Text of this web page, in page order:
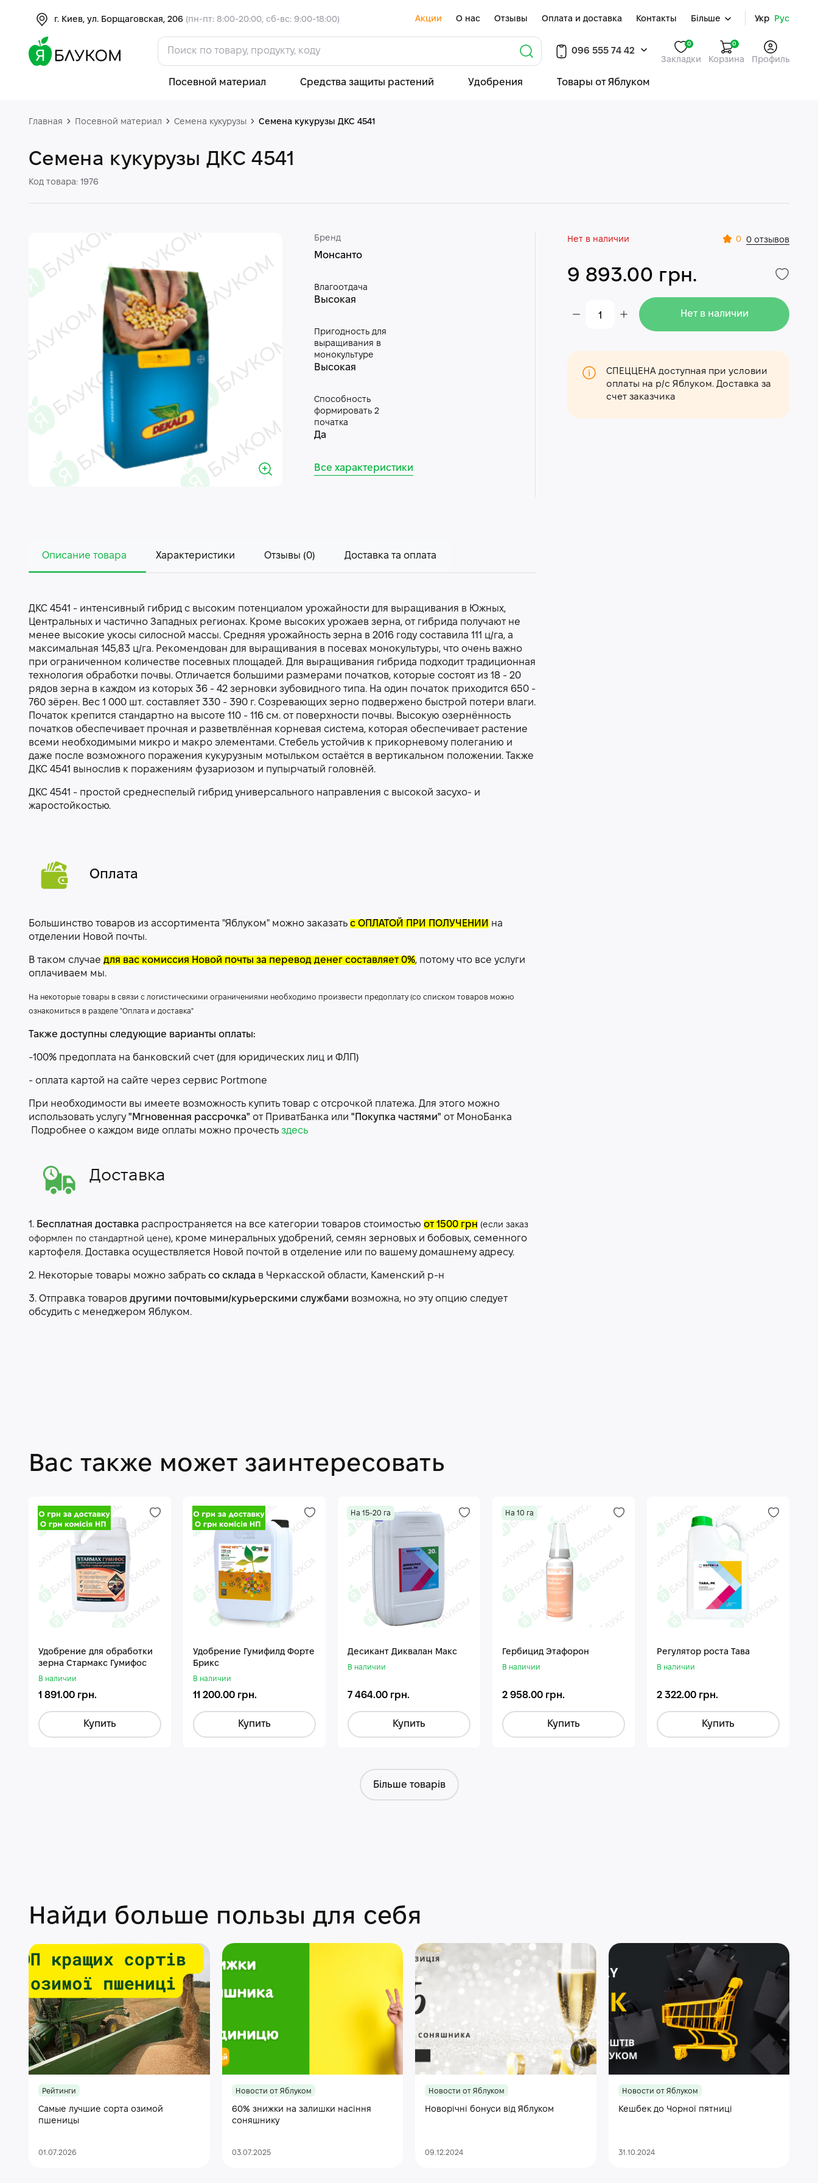
г. Киев, ул. Борщаговская, 206 (пн-пт: 8:00-20:00, сб-вс: 9:00-18:00) Акции О нас Отзывы Оплата и доставка Контакты Більше Укр Рус
096 555 74 42
Закладки
0 0
Корзина Профиль
Посевной материал Средства защиты растений Удобрения Товары от Яблуком
Главная Посевной материал Семена кукурузы Семена кукурузы ДКС 4541
Семена кукурузы ДКС 4541
Код товара: 1976
Бренд
Монсанто
Влагоотдача
Высокая
Пригодность для
выращивания в
монокультуре
Высокая
Способность
формировать 2
початка
Да
Все характеристики
Нет в наличии 0 0 отзывов
9 893.00 грн.
Нет в наличии
СПЕЦЦЕНА доступная при условии
оплаты на р/с Яблуком. Доставка за
счет заказчика
Описание товара Характеристики Отзывы (0) Доставка та оплата
ДКС 4541 - интенсивный гибрид с высоким потенциалом урожайности для выращивания в Южных,
Центральных и частично Западных регионах. Кроме высоких урожаев зерна, от гибрида получают не
менее высокие укосы силосной массы. Средняя урожайность зерна в 2016 году составила 111 ц/га, а
максимальная 145,83 ц/га. Рекомендован для выращивания в посевах монокультуры, что очень важно
при ограниченном количестве посевных площадей. Для выращивания гибрида подходит традиционная
технология обработки почвы. Отличается большими размерами початков, которые состоят из 18 - 20
рядов зерна в каждом из которых 36 - 42 зерновки зубовидного типа. На один початок приходится 650 -
760 зёрен. Вес 1 000 шт. составляет 330 - 390 г. Созревающих зерно подвержено быстрой потери влаги.
Початок крепится стандартно на высоте 110 - 116 см. от поверхности почвы. Высокую озернённость
початков обеспечивает прочная и разветвлённая корневая система, которая обеспечивает растение
всеми необходимыми микро и макро элементами. Стебель устойчив к прикорневому полеганию и
даже после возможного поражения кукурузным мотыльком остаётся в вертикальном положении. Также
ДКС 4541 вынослив к поражениям фузариозом и пупырчатый головнёй.
ДКС 4541 - простой среднеспелый гибрид универсального направления с высокой засухо- и
жаростойкостью.
Оплата
Большинство товаров из ассортимента "Яблуком" можно заказать с ОПЛАТОЙ ПРИ ПОЛУЧЕНИИ на
отделении Новой почты.
В таком случае для вас комиссия Новой почты за перевод денег составляет 0%, потому что все услуги
оплачиваем мы.
На некоторые товары в связи с логистическими ограничениями необходимо произвести предоплату (со списком товаров можно
ознакомиться в разделе "Оплата и доставка"
Также доступны следующие варианты оплаты:
-100% предоплата на банковский счет (для юридических лиц и ФЛП)
- оплата картой на сайте через сервис Portmone
При необходимости вы имеете возможность купить товар с отсрочкой платежа. Для этого можно
использовать услугу "Мгновенная рассрочка" от ПриватБанка или "Покупка частями" от МоноБанка
Подробнее о каждом виде оплаты можно прочесть здесь
Доставка
1. Бесплатная доставка распространяется на все категории товаров стоимостью от 1500 грн (если заказ
оформлен по стандартной цене), кроме минеральных удобрений, семян зерновых и бобовых, семенного
картофеля. Доставка осуществляется Новой почтой в отделение или по вашему домашнему адресу.
2. Некоторые товары можно забрать со склада в Черкасской области, Каменский р-н
3. Отправка товаров другими почтовыми/курьерскими службами возможна, но эту опцию следует
обсудить с менеджером Яблуком.
Вас также может заинтересовать
Удобрение для обработки
зерна Стармакс Гумифос
В наличии
1 891.00 грн.
Купить
Удобрение Гумифилд Форте
Брикс
В наличии
11 200.00 грн.
Купить
На 15-20 га
Десикант Диквалан Макс
В наличии
7 464.00 грн.
Купить
На 10 га
Гербицид Этафорон
В наличии
2 958.00 грн.
Купить
Регулятор роста Тава
В наличии
2 322.00 грн.
Купить
Більше товарів
Найди больше пользы для себя
Рейтинги
Самые лучшие сорта озимой
пшеницы
01.07.2026
Новости от Яблуком
60% знижки на залишки насіння
соняшнику
03.07.2025
Новости от Яблуком
Новорічні бонуси від Яблуком
09.12.2024
Новости от Яблуком
Кешбек до Чорної пятниці
31.10.2024